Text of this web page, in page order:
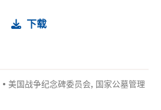
下载
• 美国战争纪念碑委员会, 国家公墓管理